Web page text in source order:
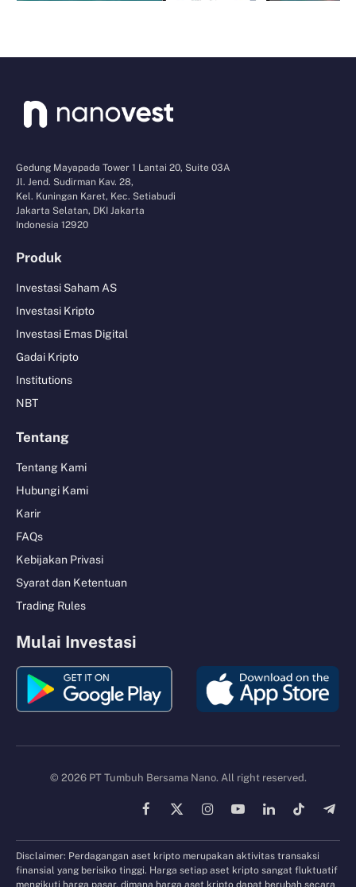
Gedung Mayapada Tower 1 Lantai 20, Suite 03A
Jl. Jend. Sudirman Kav. 28,
Kel. Kuningan Karet, Kec. Setiabudi
Jakarta Selatan, DKI Jakarta
Indonesia 12920
Produk
Investasi Saham AS
Investasi Kripto
Investasi Emas Digital
Gadai Kripto
Institutions
NBT
Tentang
Tentang Kami
Hubungi Kami
Karir
FAQs
Kebijakan Privasi
Syarat dan Ketentuan
Trading Rules
Mulai Investasi
© 2026 PT Tumbuh Bersama Nano. All right reserved.
Facebook
X
InstagramYouTubeLinkedInTikTok
Disclaimer: Perdagangan aset kripto merupakan aktivitas transaksi
finansial yang berisiko tinggi. Harga setiap aset kripto sangat fluktuatif
mengikuti harga pasar, dimana harga aset kripto dapat berubah secara